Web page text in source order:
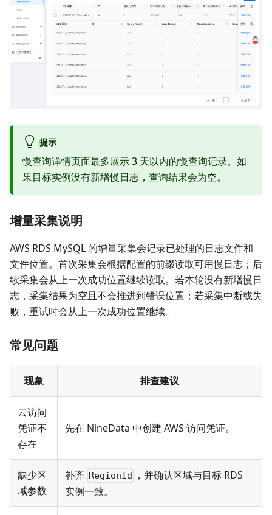
提示
慢查询详情页面最多展示 3 天以内的慢查询记录。如
果目标实例没有新增慢日志，查询结果会为空。
增量采集说明
AWS RDS MySQL 的增量采集会记录已处理的日志文件和
文件位置。首次采集会根据配置的前缀读取可用慢日志；后
续采集会从上一次成功位置继续读取。若本轮没有新增慢日
志，采集结果为空且不会推进到错误位置；若采集中断或失
败，重试时会从上一次成功位置继续。
常见问题
现象 排查建议
云访问
凭证不
存在
先在 NineData 中创建 AWS 访问凭证。
缺少区
域参数
补齐 RegionId
，并确认区域与目标 RDS
实例一致。